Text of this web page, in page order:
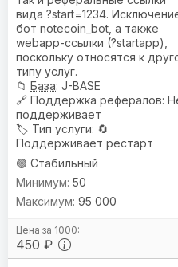
вида ?start=1234.
бот notecoin_bot, а также
webapp-ссылки (?startapp),
поскольку относятся к
типу услуг.
📁 База: J-BASE
🔗 Поддержка рефералов:
поддерживает
🏷️ Тип услуги: 🔄
Поддерживает рестарт
🟢 Стабильный
450 ₽
50
95 000